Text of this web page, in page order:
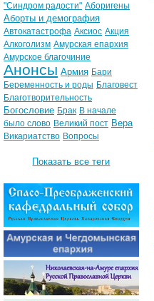
"Синдром радости" Аборигены
Аборты и демография
Автокатастрофа Аксиос Акция
Алкоголизм Амурская епархия
Амурское благочиние
Анонсы Армия Бари
Беременность и роды Благовест
Благотворительность
Богословие Брак В начале
было слово Великий пост Вера
Викариатство Вопросы
Показать все теги